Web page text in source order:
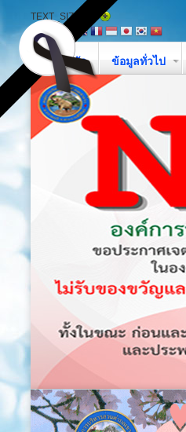
TEXT_SIZE
หน้าหลัก ข้อมูลทั่วไป